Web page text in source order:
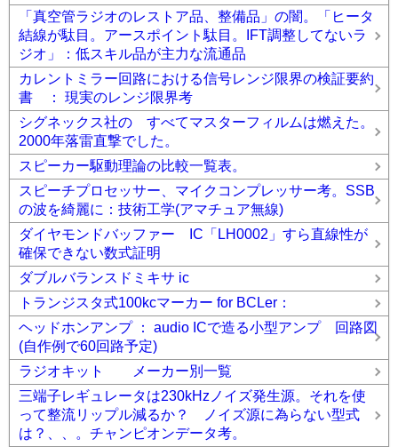
「真空管ラジオのレストア品、整備品」の闇。「ヒータ
結線が駄目。アースポイント駄目。IFT調整してないラ
ジオ」：低スキル品が主力な流通品
カレントミラー回路における信号レンジ限界の検証要約
書 ： 現実のレンジ限界考
シグネックス社の すべてマスターフィルムは燃えた。
2000年落雷直撃でした。
スピーカー駆動理論の比較一覧表。
スピーチプロセッサー、マイクコンプレッサー考。SSB
の波を綺麗に：技術工学(アマチュア無線)
ダイヤモンドバッファー IC「LH0002」すら直線性が
確保できない数式証明
ダブルバランスドミキサ ic
トランジスタ式100kcマーカー for BCLer：
ヘッドホンアンプ ： audio ICで造る小型アンプ 回路図
(自作例で60回路予定)
ラジオキット メーカー別一覧
三端子レギュレータは230kHzノイズ発生源。それを使
って整流リップル減るか？ ノイズ源に為らない型式
は？、、。チャンピオンデータ考。